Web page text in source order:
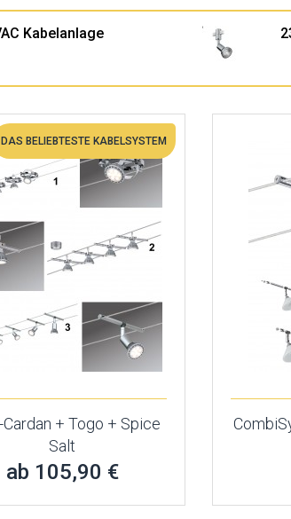
Kabelanlage
DAS BELIEBTESTE KABELSYSTEM
Cardan + Togo + Spice
Salt
ab 105,90 €